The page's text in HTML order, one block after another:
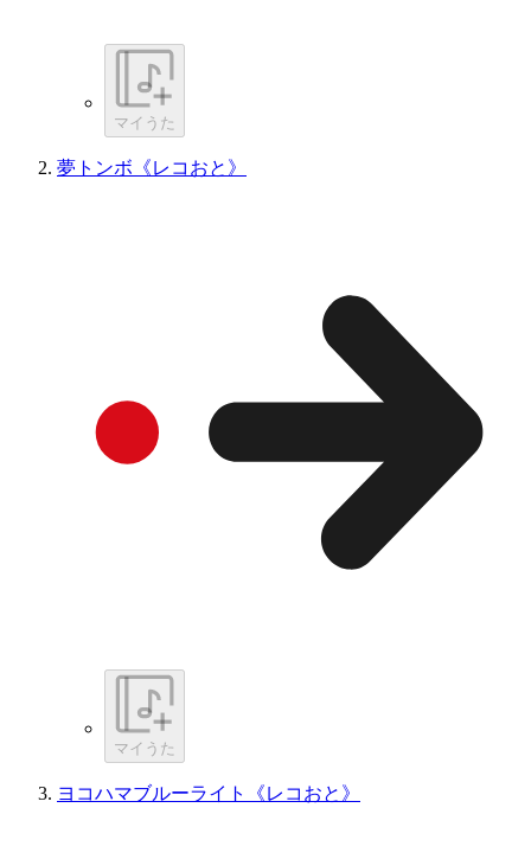
マイうた
夢トンボ《レコおと》
マイうた
ヨコハマブルーライト《レコおと》